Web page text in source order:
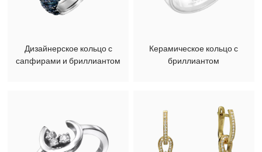
Дизайнерское кольцо с
сапфирами и бриллиантом
Керамическое кольцо с
бриллиантом